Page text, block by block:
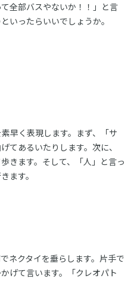
全部バスやないか！！」と言
いったらいいでしょうか。
早く表現します。まず、「サ
てあるいたりします。次に、
きます。そして、「人」と言っ
ます。
ネクタイを垂らします。片手で
げて言います。「クレオパト